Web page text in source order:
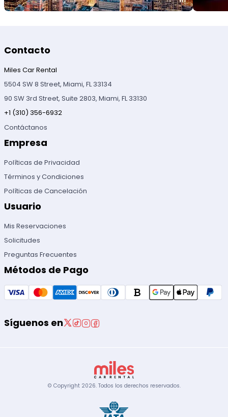
Contacto
Miles Car Rental
5504 SW 8 Street, Miami, FL 33134
90 SW 3rd Street, Suite 2803, Miami, FL 33130
+1 (310) 356-6932
Contáctanos
Empresa
Políticas de Privacidad
Términos y Condiciones
Políticas de Cancelación
Usuario
Mis Reservaciones
Solicitudes
Preguntas Frecuentes
Métodos de Pago
Síguenos en
© Copyright 2026. Todos los derechos reservados.